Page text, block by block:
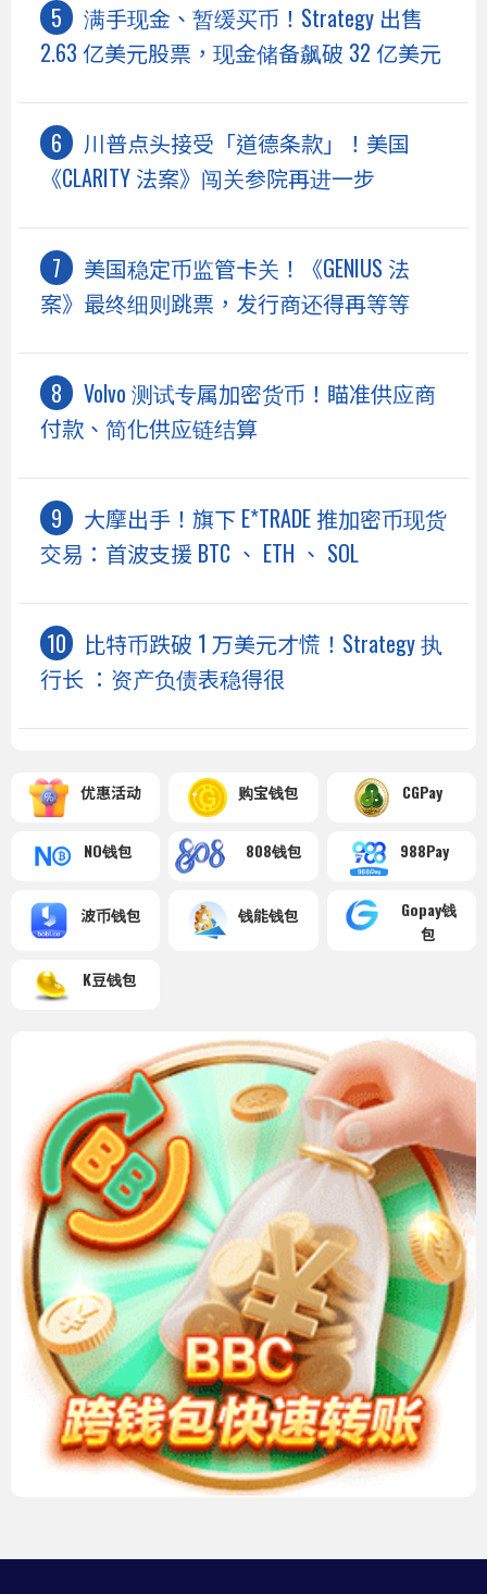
满手现金、暂缓买币！Strategy 出售
2.63 亿美元股票，现金储备飙破 32 亿美元
川普点头接受「道德条款」！美国
《CLARITY 法案》闯关参院再进一步
美国稳定币监管卡关！《GENIUS 法
案》最终细则跳票，发行商还得再等等
Volvo 测试专属加密货币！瞄准供应商
付款、简化供应链结算
大摩出手！旗下 E*TRADE 推加密币现货
交易：首波支援 BTC 、 ETH 、 SOL
比特币跌破 1 万美元才慌！Strategy 执
行长 ：资产负债表稳得很
优惠活动 购宝钱包 CGPay
NO钱包 808钱包 988Pay
波币钱包 钱能钱包
Gopay钱
包
K豆钱包